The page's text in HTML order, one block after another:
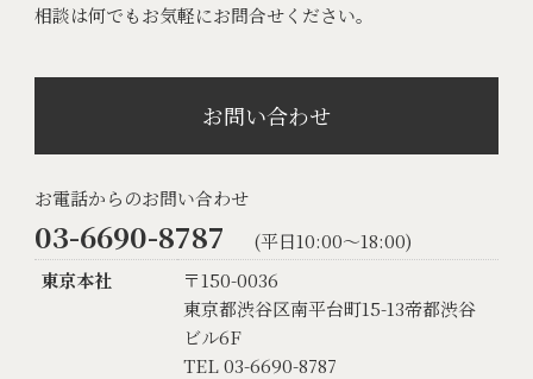
相談は何でもお気軽にお問合せください。
お問い合わせ
お電話からのお問い合わせ
03-6690-8787
(平日10:00〜18:00)
東京本社
〒150-0036
東京都渋谷区南平台町15-13帝都渋谷
ビル6F
TEL 03-6690-8787